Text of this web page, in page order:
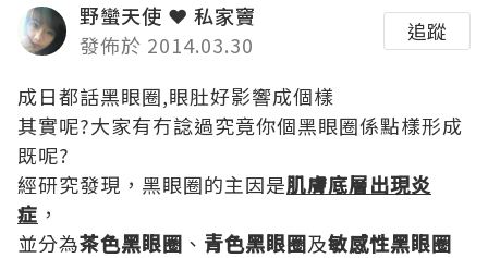
野蠻天使 ❤ 私家竇
發佈於 2014.03.30
追蹤
成日都話黑眼圈,眼肚好影響成個樣
其實呢?大家有冇諗過究竟你個黑眼圈係點樣形成
既呢?
經研究發現，黑眼圈的主因是肌膚底層出現炎
症 ，
並分為茶色黑眼圈 、 青色黑眼圈及敏感性黑眼圈